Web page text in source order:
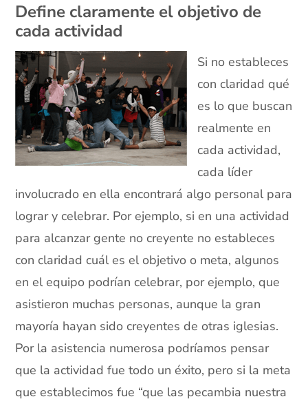
Define claramente el objetivo de
cada actividad
Si no estableces
con claridad qué
es lo que buscan
realmente en
cada actividad,
cada líder
involucrado en ella encontrará algo personal para
lograr y celebrar. Por ejemplo, si en una actividad
para alcanzar gente no creyente no estableces
con claridad cuál es el objetivo o meta, algunos
en el equipo podrían celebrar, por ejemplo, que
asistieron muchas personas, aunque la gran
mayoría hayan sido creyentes de otras iglesias.
Por la asistencia numerosa podríamos pensar
que la actividad fue todo un éxito, pero si la meta
que establecimos fue “que las pecambia nuestra